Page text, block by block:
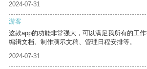
2024-07-31
游客
这款app的功能非常强大，可以满足我所有的工
编辑文档、制作演示文稿、管理日程安排等。
2024-07-31